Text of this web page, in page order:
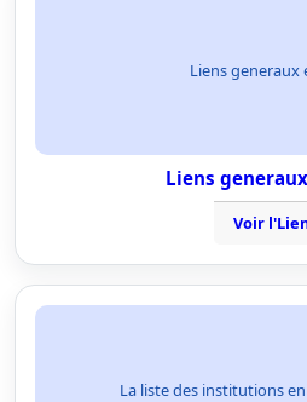
Liens generaux
Liens
Voir
La liste des institutions